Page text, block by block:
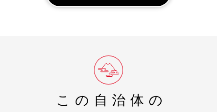
・当自治体は提供事業者の在庫状況等により返礼品を変更
・生産者または天候等、都合により予告なく返礼品の内容
を変更させていただく場合がございます。
・返礼品の画像には、収穫直後の実物写真、梱包時の写
真、調理写真やイメージ写真等もございますので、返礼品
選択時のイメージと異なることが
ございます。あらかじめご了承ください。
この自治体の